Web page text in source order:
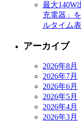
最大140W
充電器」
ルタイム
アーカイブ
2026年8月
2026年7月
2026年6月
2026年5月
2026年4月
2026年3月